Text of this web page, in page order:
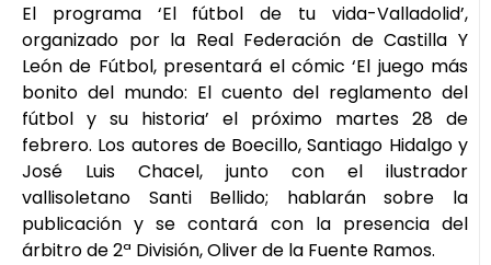
El programa ‘El fútbol de tu vida-Valladolid’,
organizado por la Real Federación de Castilla Y
León de Fútbol, presentará el cómic ‘El juego más
bonito del mundo: El cuento del reglamento del
fútbol y su historia’ el próximo martes 28 de
febrero. Los autores de Boecillo, Santiago Hidalgo y
José Luis Chacel, junto con el ilustrador
vallisoletano Santi Bellido; hablarán sobre la
publicación y se contará con la presencia del
árbitro de 2ª División, Oliver de la Fuente Ramos.